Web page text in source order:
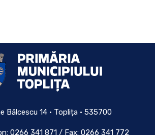
Bălcescu 14 • Toplița • 535700
0266 341 871 / Fax: 0266 341 772